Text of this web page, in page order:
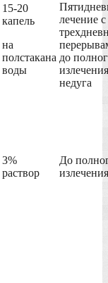
15-20
капель
на
полстакана
воды
лечение с
до
излечения
недуга
3%
раствор
До
излечения